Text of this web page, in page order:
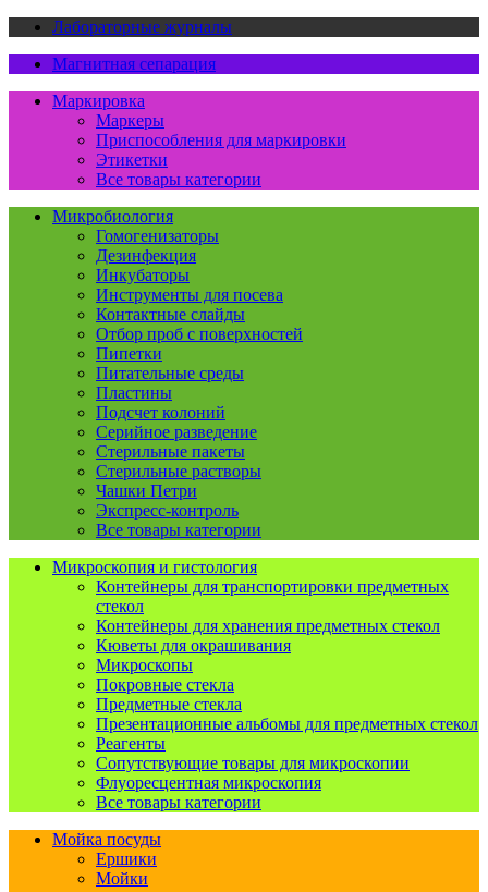
Лабораторные журналы
Магнитная сепарация
Маркировка
Маркеры
Приспособления для маркировки
Этикетки
Все товары категории
Микробиология
Гомогенизаторы
Дезинфекция
Инкубаторы
Инструменты для посева
Контактные слайды
Отбор проб с поверхностей
Пипетки
Питательные среды
Пластины
Подсчет колоний
Серийное разведение
Стерильные пакеты
Стерильные растворы
Чашки Петри
Экспресс-контроль
Все товары категории
Микроскопия и гистология
Контейнеры для транспортировки предметных
стекол
Контейнеры для хранения предметных стекол
Кюветы для окрашивания
Микроскопы
Покровные стекла
Предметные стекла
Презентационные альбомы для предметных стекол
Реагенты
Сопутствующие товары для микроскопии
Флуоресцентная микроскопия
Все товары категории
Мойка посуды
Ершики
Мойки